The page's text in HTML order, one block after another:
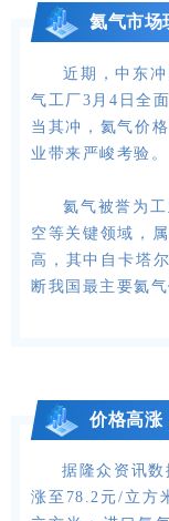
氦气市场
近期，中东
气工厂3月4日全
当其冲，氦气价
业带来严峻考验。
氦气被誉为工
空等关键领域，
高，其中自卡塔
断我国最主要氦
价格高涨
据隆众资讯
涨至78.2元/立方